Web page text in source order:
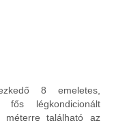
8 emeletes,
légkondicionált
található az